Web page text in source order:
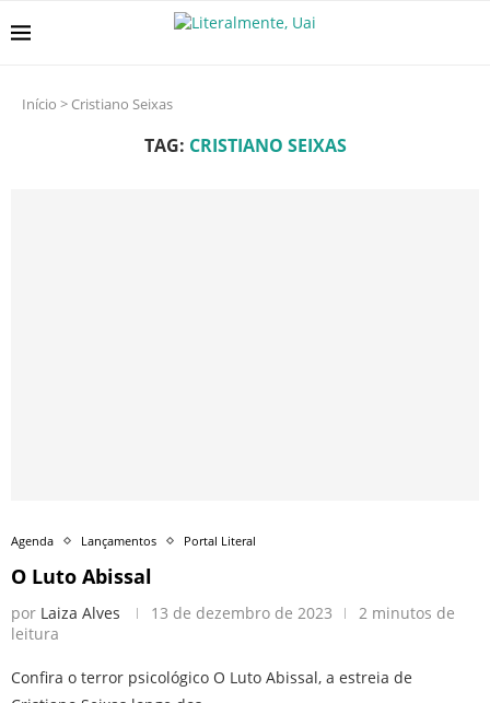
Início > Cristiano Seixas
TAG: CRISTIANO SEIXAS
Agenda Lançamentos Portal Literal
O Luto Abissal
por Laiza Alves 13 de dezembro de 2023
2 minutos de
leitura
Confira o terror psicológico O Luto Abissal, a estreia de